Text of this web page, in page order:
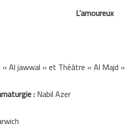
L’amoureux
Al jawwal » et Théâtre « Al Majd »
:Nabil Azer